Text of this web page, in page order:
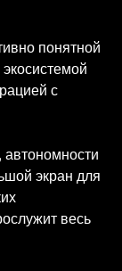
понятной
с
экран для
весь